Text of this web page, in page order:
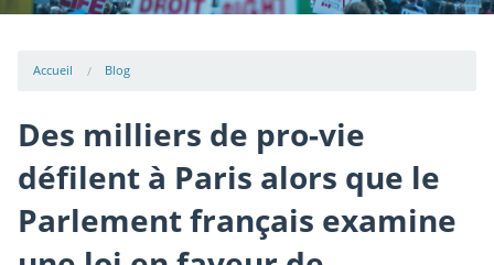
Accueil Blog
Des milliers de pro-vie
défilent à Paris alors que le
Parlement français examine